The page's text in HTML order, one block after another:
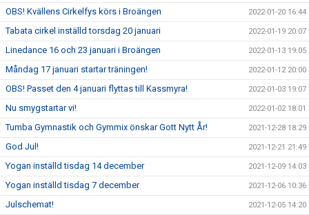
OBS! Kvällens Cirkelfys körs i Broängen 2022-01-20 16:44
Tabata cirkel inställd torsdag 20 januari 2022-01-19 20:07
Linedance 16 och 23 januari i Broängen 2022-01-13 19:05
Måndag 17 januari startar träningen! 2022-01-12 20:00
OBS! Passet den 4 januari flyttas till Kassmyra! 2022-01-03 19:07
Nu smygstartar vi! 2022-01-02 18:01
Tumba Gymnastik och Gymmix önskar Gott Nytt År! 2021-12-28 18:29
God Jul! 2021-12-21 21:49
Yogan inställd tisdag 14 december 2021-12-09 14:03
Yogan inställd tisdag 7 december 2021-12-06 10:36
Julschemat! 2021-12-05 14:20